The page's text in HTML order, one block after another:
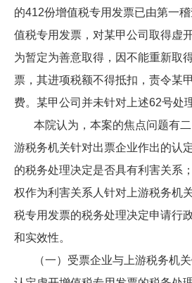
的412份增值税专用发票已由第一
值税专用发票，对某甲公司取得虚
为暂定为善意取得，因不能重新取
票，其进项税额不得抵扣，责令某
费。某甲公司并未针对上述62号处
本院认为，本案的焦点问题有二
游税务机关针对出票企业作出的认
的税务处理决定是否具有利害关系
权作为利害关系人针对上游税务机
税专用发票的税务处理决定申请行
和实效性。
（一）受票企业与上游税务机关